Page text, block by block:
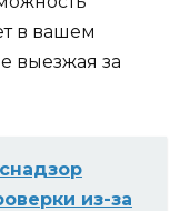
в вашем
выезжая за
из-за